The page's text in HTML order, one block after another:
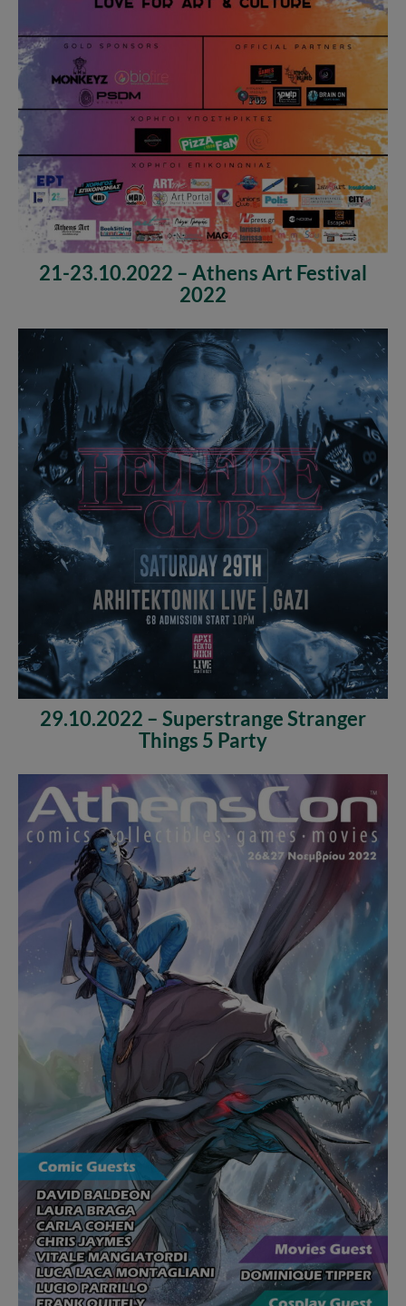
21-23.10.2022 – Athens Art Festival
2022
29.10.2022 – Superstrange Stranger
Things 5 Party